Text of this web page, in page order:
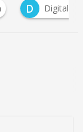
D Digital